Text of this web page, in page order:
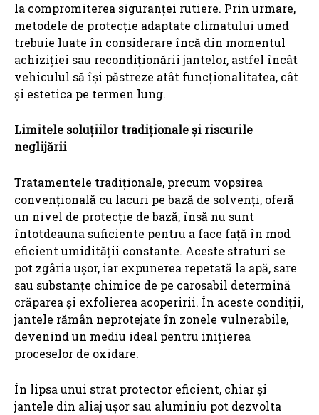
la compromiterea siguranței rutiere. Prin urmare,
metodele de protecție adaptate climatului umed
trebuie luate în considerare încă din momentul
achiziției sau recondiționării jantelor, astfel încât
vehiculul să își păstreze atât funcționalitatea, cât
și estetica pe termen lung.
Limitele soluțiilor tradiționale și riscurile
neglijării
Tratamentele tradiționale, precum vopsirea
convențională cu lacuri pe bază de solvenți, oferă
un nivel de protecție de bază, însă nu sunt
întotdeauna suficiente pentru a face față în mod
eficient umidității constante. Aceste straturi se
pot zgâria ușor, iar expunerea repetată la apă, sare
sau substanțe chimice de pe carosabil determină
crăparea și exfolierea acoperirii. În aceste condiții,
jantele rămân neprotejate în zonele vulnerabile,
devenind un mediu ideal pentru inițierea
proceselor de oxidare.
În lipsa unui strat protector eficient, chiar și
jantele din aliaj ușor sau aluminiu pot dezvolta